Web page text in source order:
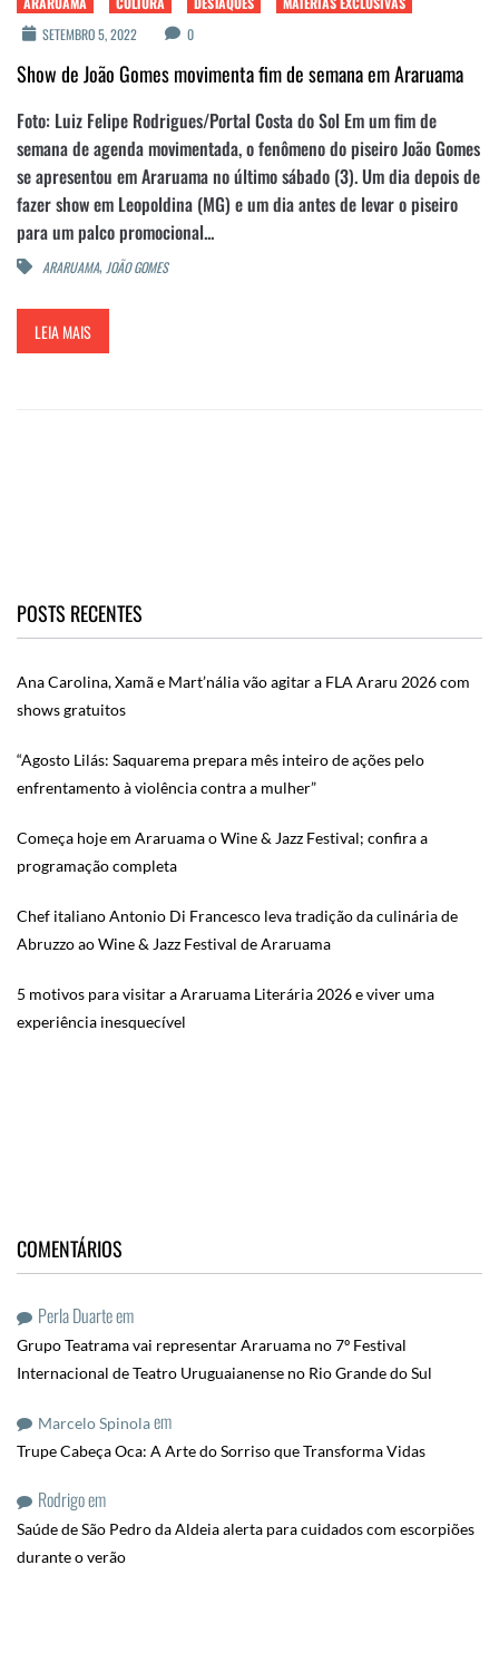
SETEMBRO 5, 2022
0
Show de João Gomes movimenta fim de semana em Araruama
Foto: Luiz Felipe Rodrigues/Portal Costa do Sol Em um fim de
semana de agenda movimentada, o fenômeno do piseiro João Gomes
se apresentou em Araruama no último sábado (3). Um dia depois de
fazer show em Leopoldina (MG) e um dia antes de levar o piseiro
para um palco promocional...
ARARUAMA, JOÃO GOMES
LEIA MAIS
POSTS RECENTES
Ana Carolina, Xamã e Mart’nália vão agitar a FLA Araru 2026 com
shows gratuitos
“Agosto Lilás: Saquarema prepara mês inteiro de ações pelo
enfrentamento à violência contra a mulher”
Começa hoje em Araruama o Wine & Jazz Festival; confira a
programação completa
Chef italiano Antonio Di Francesco leva tradição da culinária de
Abruzzo ao Wine & Jazz Festival de Araruama
5 motivos para visitar a Araruama Literária 2026 e viver uma
experiência inesquecível
COMENTÁRIOS
Perla Duarteem
Grupo Teatrama vai representar Araruama no 7º Festival
Internacional de Teatro Uruguaianense no Rio Grande do Sul
Marcelo Spinolaem
Trupe Cabeça Oca: A Arte do Sorriso que Transforma Vidas
Rodrigoem
Saúde de São Pedro da Aldeia alerta para cuidados com escorpiões
durante o verão